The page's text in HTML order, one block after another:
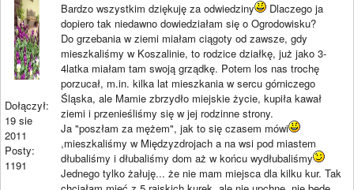
Dołączył:
19 sie
2011
Posty:
1191
Bardzo wszystkim dziękuję za odwiedziny
Dlaczego ja
dopiero tak niedawno dowiedziałam się o Ogrodowisku?
Do grzebania w ziemi miałam ciągoty od zawsze, gdy
mieszkaliśmy w Koszalinie, to rodzice działkę, już jako 3-
4latka miałam tam swoją grządkę. Potem los nas trochę
porzucał, m.in. kilka lat mieszkania w sercu górniczego
Śląska, ale Mamie zbrzydło miejskie życie, kupiła kawał
ziemi i przenieśliśmy się w jej rodzinne strony.
Ja "poszłam za mężem", jak to się czasem mówi
,mieszkaliśmy w Międzyzdrojach a na wsi pod miastem
dłubaliśmy i dłubaliśmy dom aż w końcu wydłubaliśmy
Jednego tylko żałuję... że nie mam miejsca dla kilku kur. Tak